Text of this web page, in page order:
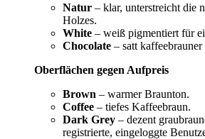
Natur – klar, unterstreicht die
Holzes.
White – weiß pigmentiert für
Chocolate – satt kaffeebrauner
Oberflächen gegen Aufpreis
Brown – warmer Braunton.
Coffee – tiefes Kaffeebraun.
Dark Grey – dezent
registrierte, eingeloggte